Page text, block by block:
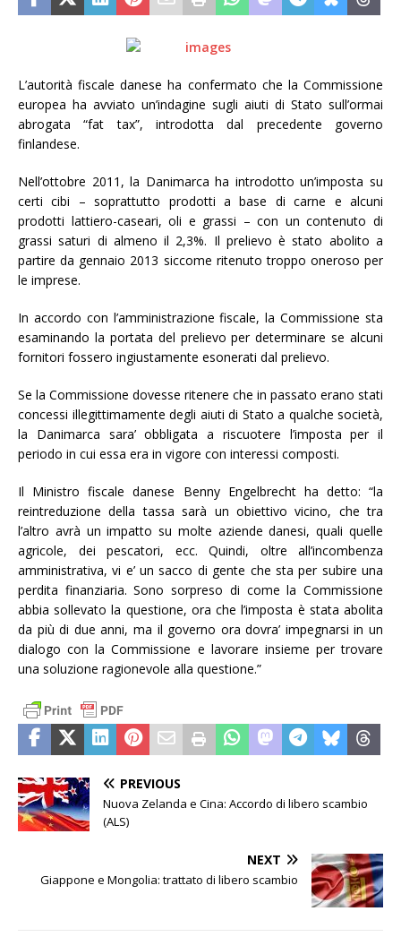
L’autorità fiscale danese ha confermato che la Commissione
europea ha avviato un’indagine sugli aiuti di Stato sull’ormai
abrogata “fat tax”, introdotta dal precedente governo
finlandese.
Nell’ottobre 2011, la Danimarca ha introdotto un’imposta su
certi cibi – soprattutto prodotti a base di carne e alcuni
prodotti lattiero-caseari, oli e grassi – con un contenuto di
grassi saturi di almeno il 2,3%. Il prelievo è stato abolito a
partire da gennaio 2013 siccome ritenuto troppo oneroso per
le imprese.
In accordo con l’amministrazione fiscale, la Commissione sta
esaminando la portata del prelievo per determinare se alcuni
fornitori fossero ingiustamente esonerati dal prelievo.
Se la Commissione dovesse ritenere che in passato erano stati
concessi illegittimamente degli aiuti di Stato a qualche società,
la Danimarca sara’ obbligata a riscuotere l’imposta per il
periodo in cui essa era in vigore con interessi composti.
Il Ministro fiscale danese Benny Engelbrecht ha detto: “la
reintreduzione della tassa sarà un obiettivo vicino, che tra
l’altro avrà un impatto su molte aziende danesi, quali quelle
agricole, dei pescatori, ecc. Quindi, oltre all’incombenza
amministrativa, vi e’ un sacco di gente che sta per subire una
perdita finanziaria. Sono sorpreso di come la Commissione
abbia sollevato la questione, ora che l’imposta è stata abolita
da più di due anni, ma il governo ora dovra’ impegnarsi in un
dialogo con la Commissione e lavorare insieme per trovare
una soluzione ragionevole alla questione.”
PREVIOUS
Nuova Zelanda e Cina: Accordo di libero scambio
(ALS)
NEXT
Giappone e Mongolia: trattato di libero scambio